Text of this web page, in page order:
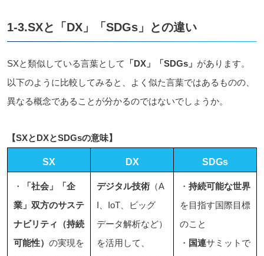
1-3.SXと「DX」「SDGs」との違い
SXと類似している言葉として 「DX」「SDGs」 があります。
以下のように比較してみると、よく似た言葉ではあるものの、
異なる概念であることが分かるのではないでしょうか。
【SXとDXとSDGsの意味】
SX DX SDGs
・
「社会」「企
業」双方のサステ
ナビリティ（持続
可能性） の実現を
デジタル技術 （A
I、IoT、ビッグ
データ解析など）
を活用して、
・ 持続可能な世界
を目指す国際目標
のこと
・ 国連サミットで